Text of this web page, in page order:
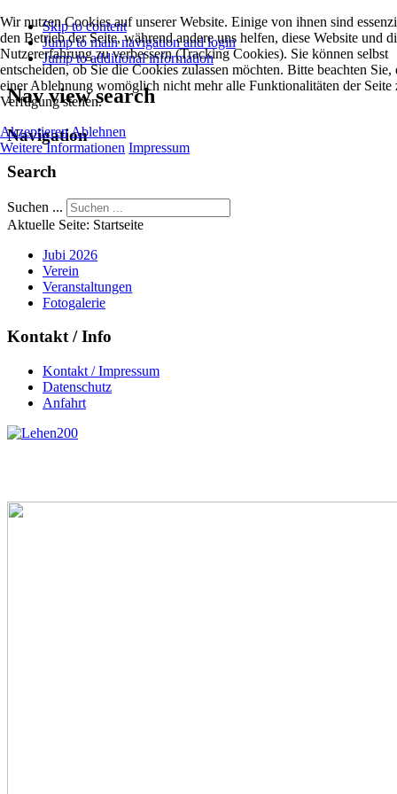
Skip to content
Jump to main navigation and login
Jump to additional information
Nav view search
Navigation
Search
Suchen ...
Aktuelle Seite: Startseite
Jubi 2026
Verein
Veranstaltungen
Fotogalerie
Kontakt / Info
Kontakt / Impressum
Datenschutz
Anfahrt
Wir nutzen Cookies auf unserer Website. Einige von ihnen sind
den Betrieb der Seite, während andere uns helfen, diese Website und
Nutzererfahrung zu verbessern (Tracking Cookies). Sie können selbst
entscheiden, ob Sie die Cookies zulassen möchten. Bitte beachten Sie,
einer Ablehnung womöglich nicht mehr alle Funktionalitäten der Seite
Verfügung stehen.
AkzeptierenAblehnen
Weitere Informationen Impressum